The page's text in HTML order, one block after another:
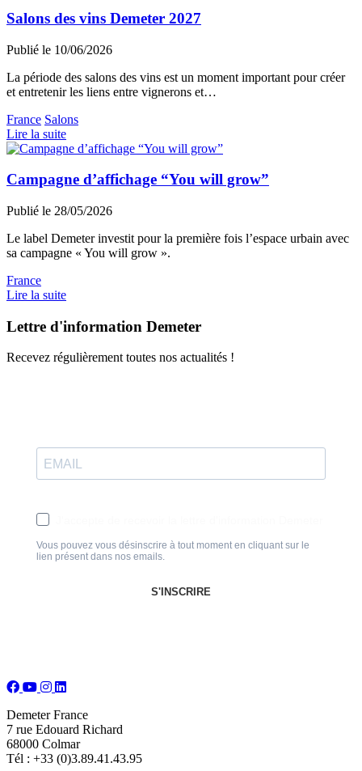
Salons des vins Demeter 2027
Publié le 10/06/2026
La période des salons des vins est un moment important pour créer
et entretenir les liens entre vignerons et…
France Salons
Lire la suite
Campagne d’affichage “You will grow”
Publié le 28/05/2026
Le label Demeter investit pour la première fois l’espace urbain avec
sa campagne « You will grow ».
France
Lire la suite
Lettre d'information Demeter
Recevez régulièrement toutes nos actualités !
Vous pouvez vous désinscrire à tout moment en cliquant sur le
lien présent dans nos emails.
S'INSCRIRE
Demeter France
7 rue Edouard Richard
68000 Colmar
Tél : +33 (0)3.89.41.43.95